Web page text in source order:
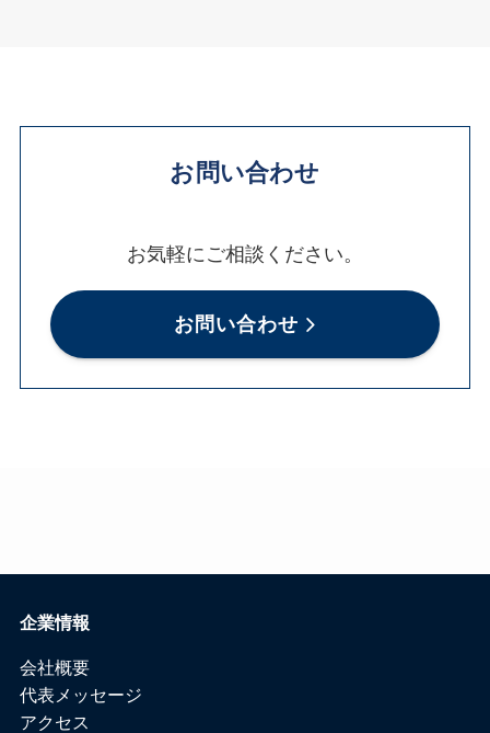
お問い合わせ
お気軽にご相談ください。
お問い合わせ
企業情報
会社概要
代表メッセージ
アクセス